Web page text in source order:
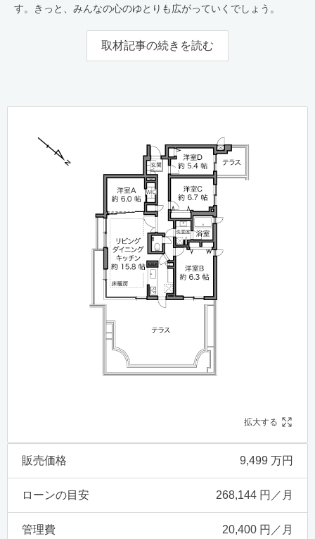
す。きっと、みんなの心のゆとりも広がっていくでしょう。
取材記事の続きを読む
拡大する
販売価格 9,499 万円
ローンの目安 268,144 円／月
管理費
20,400 円／月